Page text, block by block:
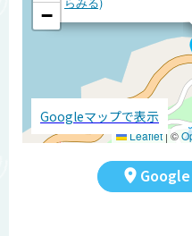
−
Leaflet | ©
Googleマップで表示